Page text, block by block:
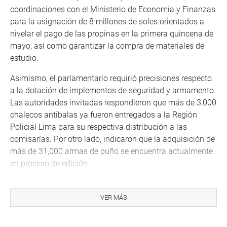
coordinaciones con el Ministerio de Economía y Finanzas
para la asignación de 8 millones de soles orientados a
nivelar el pago de las propinas en la primera quincena de
mayo, así como garantizar la compra de materiales de
estudio.
Asimismo, el parlamentario requirió precisiones respecto
a la dotación de implementos de seguridad y armamento.
Las autoridades invitadas respondieron que más de 3,000
chalecos antibalas ya fueron entregados a la Región
Policial Lima para su respectiva distribución a las
comisarías. Por otro lado, indicaron que la adquisición de
más de 31,000 armas de puño se encuentra actualmente
en proceso de edición.
operativo de la institución, los representantes de la Policía
Nacional del Perú detallaron que se han priorizado tres
VER MÁS